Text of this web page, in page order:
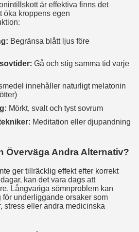
är effektiva finns det
öka kroppens egen
Begränsa blått ljus före
Gå och stig samma tid varje
innehåller naturligt melatonin
Mörkt, svalt och tyst sovrum
Meditation eller djupandning
Överväga Andra Alternativ?
ger tillräcklig effekt efter korrekt
kan det vara dags att
Långvariga sömnproblem kan
för underliggande orsaker som
stress eller andra medicinska